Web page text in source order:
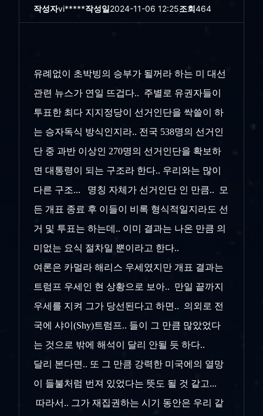
작성자vi*****작성일2024-11-06 12:25조회464
유례없이 초박빙의 승부가 될꺼라 하는 미 대선
관련 뉴스가 연일 뜨겁다.. 주별로 유권자들이
투표한 최다 지지정당이 선거인단을 싹쓸이 하
는 승자독식 방식인지라.. 전국 538명의 선거인
단 중 과반 이상인 270명의 선거인단을 확보하
면 대통령이 되는 구조라 한다.. 우리와는 많이
다른 구조... 명칭 자체가 선거인단 인 만큼.. 모
든 개표 종료 후 이들이 비록 형식적일지라도 선
거 및 투표는 하는데.. 이미 결과는 나온 만큼 의
미없는 요식 절차일 뿐이라고 한다..
여론은 카멀라 해리스 우세였지만 개표 결과는
트럼프 우세인 현 상황으로 보아.. 만일 끝까지
우세를 지켜 그가 당선된다고 하면.. 의외로 전
국에 샤이(Shy)트럼프.. 들이 그 만큼 많았었다
는 것으로 밖에 해석이 달리 안될 듯 하다..
달리 본다면.. 또 그 만큼 강력한 미국에의 열망
이 들불처럼 번져 있었다는 뜻도 될 것 같고...
따라서.. 그가 재집권하는 시기 동안은 우리 같